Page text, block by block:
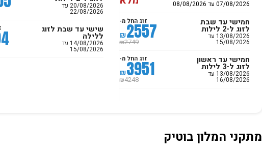
07/08/2026 עד 08/08/2026
חמישי עד שבת
לזוג ל-2 לילות
13/08/2026 עד
15/08/2026
זוג החל מ-
₪2557
₪2749
חמישי עד ראשון
לזוג ל-3 לילות
13/08/2026 עד
16/08/2026
זוג החל מ-
₪3951
₪4248
20/08/2026 עד
22/08/2026
שישי עד שבת לזוג
ללילה
14/08/2026 עד
15/08/2026
מתקני המלון בוטיק